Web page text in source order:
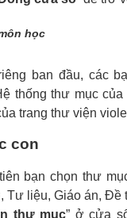
học
ban đầu, các
thống thư mục
trang thư viện
con
bạn chọn thư
Tư liệu, Giáo án,
thư mục” ở cửa